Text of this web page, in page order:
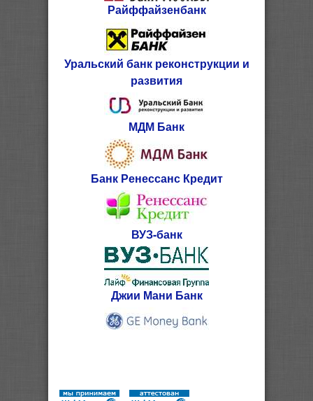
Райффайзенбанк
Уральский банк реконструкции и
развития
МДМ Банк
Банк Ренессанс Кредит
ВУЗ-банк
Джии Мани Банк